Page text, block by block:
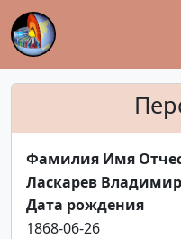
Фамилия Имя
Ласкарев
Дата рождения
1868-06-26